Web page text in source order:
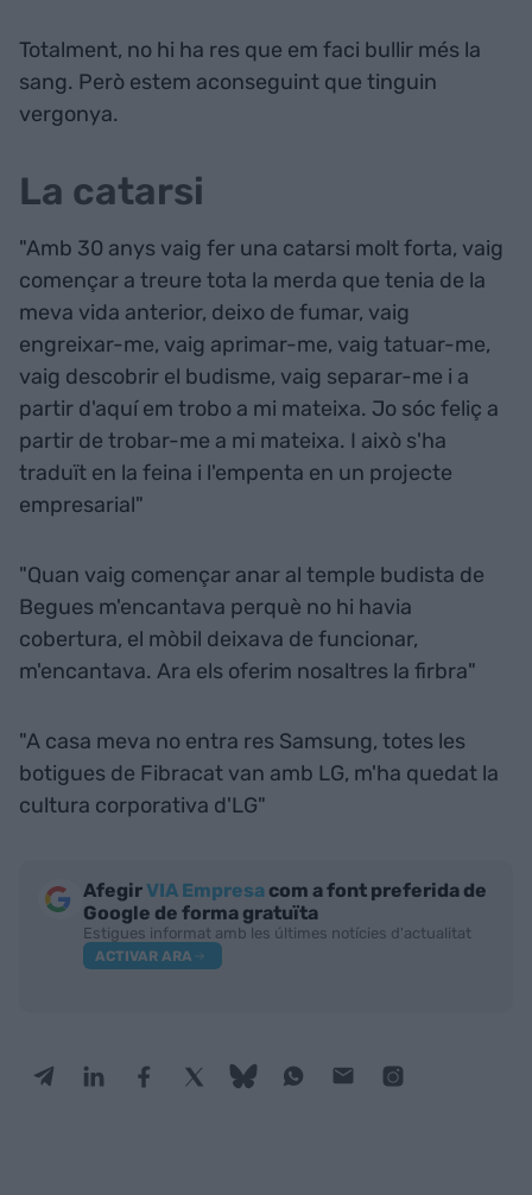
Totalment, no hi ha res que em faci bullir més la
sang. Però estem aconseguint que tinguin
vergonya.
La catarsi
"Amb 30 anys vaig fer una catarsi molt forta, vaig
començar a treure tota la merda que tenia de la
meva vida anterior, deixo de fumar, vaig
engreixar-me, vaig aprimar-me, vaig tatuar-me,
vaig descobrir el budisme, vaig separar-me i a
partir d'aquí em trobo a mi mateixa. Jo sóc feliç a
partir de trobar-me a mi mateixa. I això s'ha
traduït en la feina i l'empenta en un projecte
empresarial"
"Quan vaig començar anar al temple budista de
Begues m'encantava perquè no hi havia
cobertura, el mòbil deixava de funcionar,
m'encantava. Ara els oferim nosaltres la firbra"
"A casa meva no entra res Samsung, totes les
botigues de Fibracat van amb LG, m'ha quedat la
cultura corporativa d'LG"
AfegirVIA Empresa com a font preferida de
Google de forma gratuïta
Estigues informat amb les últimes notícies d'actualitat
ACTIVAR ARA